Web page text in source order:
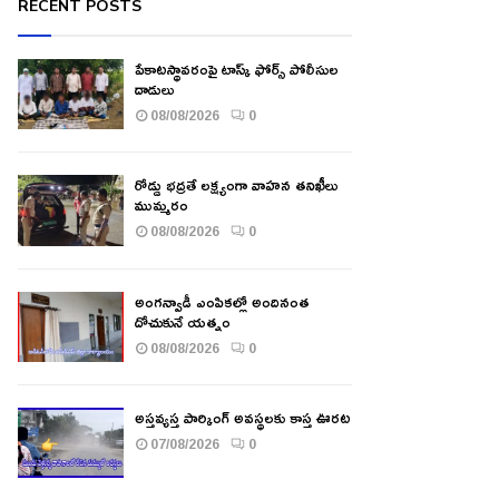
RECENT POSTS
పేకాటస్థావరంపై టాస్క్ ఫోర్స్ పోలీసుల
దాడులు
08/08/2026 0
రోడ్డు భద్రతే లక్ష్యంగా వాహన తనిఖీలు
ముమ్మరం
08/08/2026 0
అంగన్వాడీ ఎంపికల్లో అందినంత
దోచుకునే యత్నం
08/08/2026 0
అస్తవ్యస్త పార్కింగ్ అవస్థలకు కాస్త ఊరట
07/08/2026 0